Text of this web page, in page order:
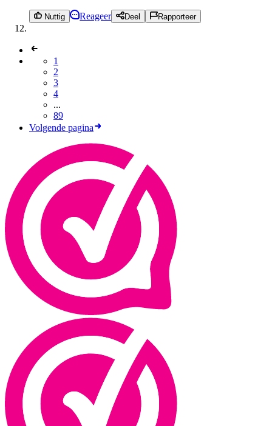
Nuttig Reageer Deel Rapporteer
1
2
3
4
...
89
Volgende pagina